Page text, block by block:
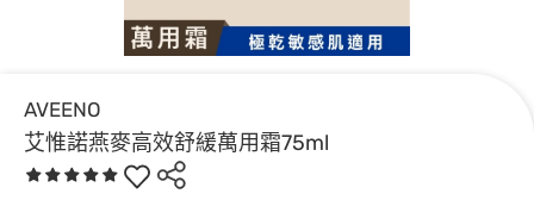
AVEENO
艾惟諾燕麥高效舒緩萬用霜75ml